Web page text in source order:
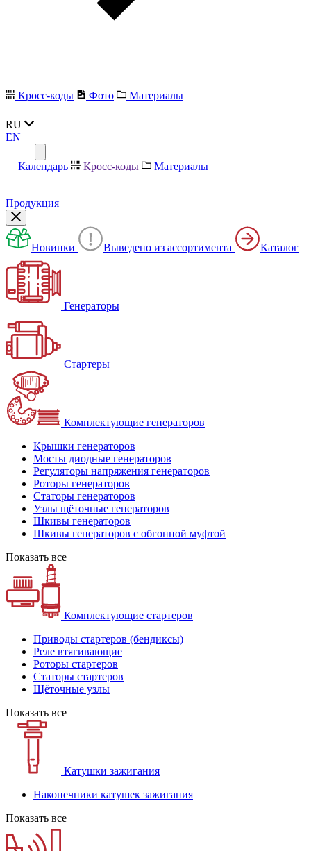
Кросс-коды Фото Материалы
RU
EN
Календарь Кросс-коды Материалы
Продукция
Новинки Выведено из ассортимента Каталог
Генераторы
Стартеры
Комплектующие генераторов
Крышки генераторов
Мосты диодные генераторов
Регуляторы напряжения генераторов
Роторы генераторов
Статоры генераторов
Узлы щёточные генераторов
Шкивы генераторов
Шкивы генераторов с обгонной муфтой
Показать все
Комплектующие стартеров
Приводы стартеров (бендиксы)
Реле втягивающие
Роторы стартеров
Статоры стартеров
Щёточные узлы
Показать все
Катушки зажигания
Наконечники катушек зажигания
Показать все